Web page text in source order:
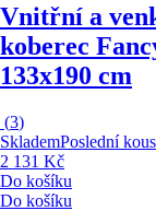
Vnitřní a
koberec
133x190 cm
(3)
SklademPoslední
2 131 Kč
Do košíku
Do košíku